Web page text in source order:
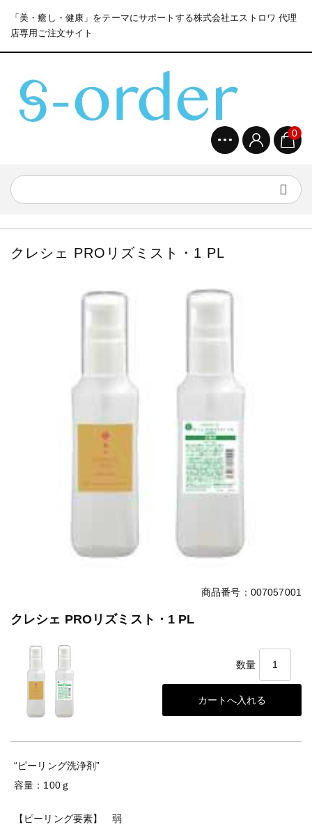
「美・癒し・健康」をテーマにサポートする株式会社エストロワ 代理
店専用ご注文サイト
0
クレシェ PROリズミスト・1 PL
商品番号：007057001
クレシェ PROリズミスト・1 PL
数量
“ピーリング洗浄剤”
容量：100ｇ
【ピーリング要素】 弱